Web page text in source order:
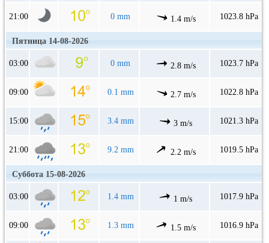
21:00 0 mm 1.4 m/s 1023.8 hPa
Пятница 14-08-2026
03:00 0 mm 2.8 m/s 1023.7 hPa
09:00 0.1 mm 2.7 m/s 1022.8 hPa
15:00 3.4 mm 3 m/s 1021.3 hPa
21:00 9.2 mm 2.2 m/s 1019.5 hPa
Суббота 15-08-2026
03:00 1.4 mm 1 m/s 1017.9 hPa
09:00 1.3 mm 1.5 m/s 1016.9 hPa